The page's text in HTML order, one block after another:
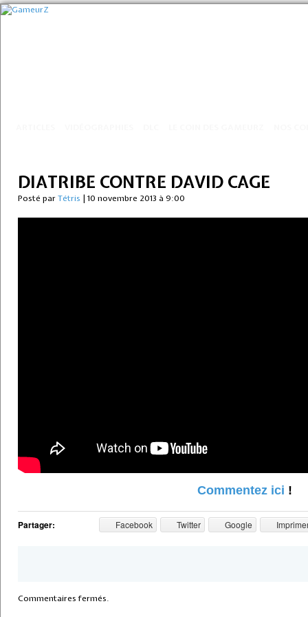
DIATRIBE CONTRE DAVID CAGE
Posté parTétris | 10 novembre 2013 à 9:00
Commentez ici !
Partager: Facebook Twitter Google
Commentaires fermés.